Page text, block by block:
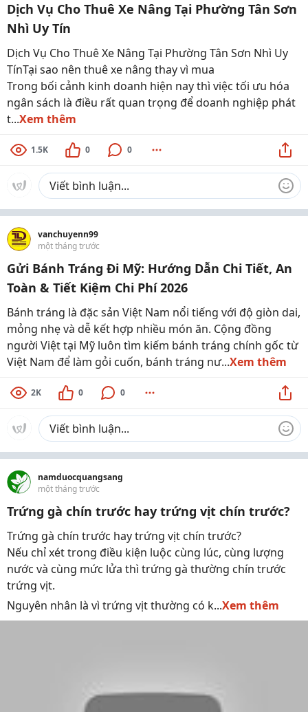
Dịch Vụ Cho Thuê Xe Nâng Tại Phường Tân Sơn
Nhì Uy Tín
Dịch Vụ Cho Thuê Xe Nâng Tại Phường Tân Sơn Nhì Uy
TínTại sao nên thuê xe nâng thay vì mua
Trong bối cảnh kinh doanh hiện nay thì việc tối ưu hóa
ngân sách là điều rất quan trọng để doanh nghiệp phát
t...Xem thêm
1.5K 0 0
vanchuyenn99
một tháng trước
Gửi Bánh Tráng Đi Mỹ: Hướng Dẫn Chi Tiết, An
Toàn & Tiết Kiệm Chi Phí 2026
Bánh tráng là đặc sản Việt Nam nổi tiếng với độ giòn dai,
mỏng nhẹ và dễ kết hợp nhiều món ăn. Cộng đồng
người Việt tại Mỹ luôn tìm kiếm bánh tráng chính gốc từ
Việt Nam để làm gỏi cuốn, bánh tráng nư...Xem thêm
2K 0 0
namduocquangsang
một tháng trước
Trứng gà chín trước hay trứng vịt chín trước?
Trứng gà chín trước hay trứng vịt chín trước?
Nếu chỉ xét trong điều kiện luộc cùng lúc, cùng lượng
nước và cùng mức lửa thì trứng gà thường chín trước
trứng vịt.
Nguyên nhân là vì trứng vịt thường có k...Xem thêm